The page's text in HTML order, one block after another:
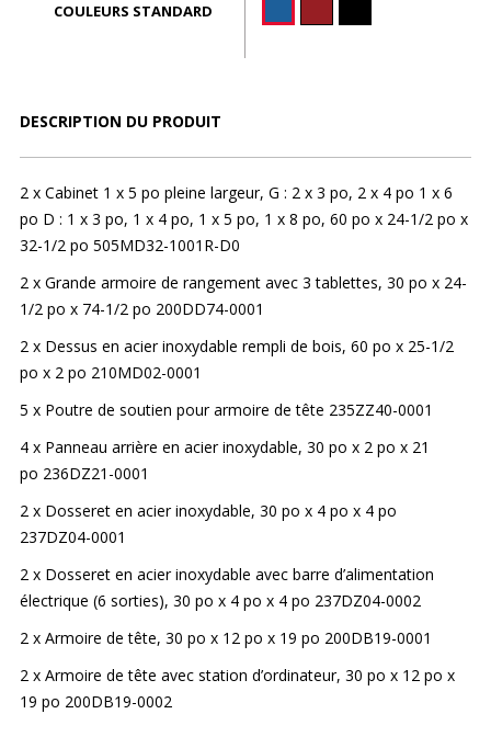
COULEURS STANDARD
DESCRIPTION DU PRODUIT
2 x Cabinet 1 x 5 po pleine largeur, G : 2 x 3 po, 2 x 4 po 1 x 6
po D : 1 x 3 po, 1 x 4 po, 1 x 5 po, 1 x 8 po, 60 po x 24-1/2 po x
32-1/2 po 505MD32-1001R-D0
2 x Grande armoire de rangement avec 3 tablettes, 30 po x 24-
1/2 po x 74-1/2 po 200DD74-0001
2 x Dessus en acier inoxydable rempli de bois, 60 po x 25-1/2
po x 2 po 210MD02-0001
5 x Poutre de soutien pour armoire de tête 235ZZ40-0001
4 x Panneau arrière en acier inoxydable, 30 po x 2 po x 21
po 236DZ21-0001
2 x Dosseret en acier inoxydable, 30 po x 4 po x 4 po
237DZ04-0001
2 x Dosseret en acier inoxydable avec barre d’alimentation
électrique (6 sorties), 30 po x 4 po x 4 po 237DZ04-0002
2 x Armoire de tête, 30 po x 12 po x 19 po 200DB19-0001
2 x Armoire de tête avec station d’ordinateur, 30 po x 12 po x
19 po 200DB19-0002